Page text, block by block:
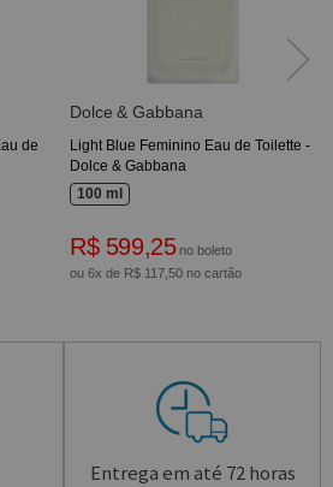
de
Dolce & Gabbana
Light Blue Feminino Eau de Toilette -
Dolce & Gabbana
100 ml
R$ 599,25 no boleto
ou 6x de R$ 117,50 no cartão
Entrega em até 72 horas